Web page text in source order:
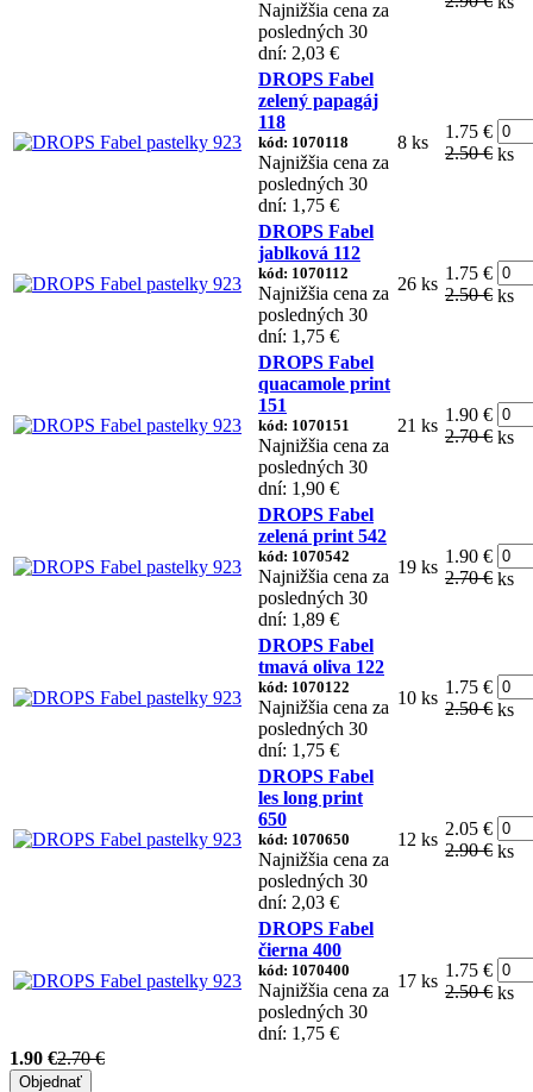
Najnižšia cena za
posledných 30
dní: 2,03 €
DROPS Fabel
zelený papagáj
118
kód: 1070118
Najnižšia cena za
posledných 30
dní: 1,75 €
8 ks
1.75 €
2.50 € ks
DROPS Fabel
jablková 112
kód: 1070112
Najnižšia cena za
posledných 30
dní: 1,75 €
26 ks
1.75 €
2.50 € ks
DROPS Fabel
quacamole print
151
kód: 1070151
Najnižšia cena za
posledných 30
dní: 1,90 €
21 ks
1.90 €
2.70 € ks
DROPS Fabel
zelená print 542
kód: 1070542
Najnižšia cena za
posledných 30
dní: 1,89 €
19 ks
1.90 €
2.70 € ks
DROPS Fabel
tmavá oliva 122
kód: 1070122
Najnižšia cena za
posledných 30
dní: 1,75 €
10 ks
1.75 €
2.50 € ks
DROPS Fabel
les long print
650
kód: 1070650
Najnižšia cena za
posledných 30
dní: 2,03 €
12 ks
2.05 €
2.90 € ks
DROPS Fabel
čierna 400
kód: 1070400
Najnižšia cena za
posledných 30
dní: 1,75 €
17 ks
1.75 €
2.50 € ks
1.90 €2.70 €
Objednať